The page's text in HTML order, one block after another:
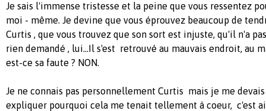
Je sais l'immense tristesse et la peine que vous ressentez
moi - même. Je devine que vous éprouvez beaucoup de
Curtis , que vous trouvez que son sort est injuste, qu'il n'a
rien demandé , lui...Il s'est retrouvé au mauvais endroit, au
est-ce sa faute ? NON.
Je ne connais pas personnellement Curtis mais je me
expliquer pourquoi cela me tenait tellement à coeur, c'est